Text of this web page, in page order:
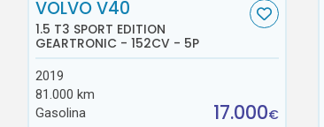
VOLVO V40
1.5 T3 SPORT EDITION
GEARTRONIC - 152CV - 5P
2019
81.000 km
Gasolina
17.000€